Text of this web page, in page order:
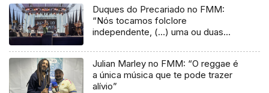
Duques do Precariado no FMM:
“Nós tocamos folclore
independente, (…) uma ou duas
Julian Marley no FMM: “O reggae é
a única música que te pode trazer
alívio”